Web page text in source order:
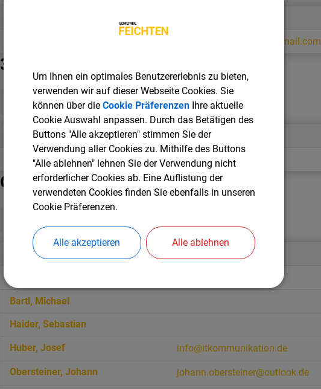
franz.sterflinger@googlemail.com
3. Bürgermeister
Suche
Name E-Mail
Parzinger ,Mathias
Gemeinderäte
Name
Bartl, Michael
Haider, Sebastian
Huber, Josef info@itkommunikation.de
Obersteiner, Johann johann.obersteiner@outlook.de
Um Ihnen ein optimales Benutzererlebnis zu bieten,
verwenden wir auf dieser Webseite Cookies. Sie
können über die Cookie PräferenzenIhre aktuelle
Cookie Auswahl anpassen. Durch das Betätigen des
Buttons "Alle akzeptieren" stimmen Sie der
Verwendung aller Cookies zu. Mithilfe des Buttons
"Alle ablehnen" lehnen Sie der Verwendung nicht
erforderlicher Cookies ab. Eine Auflistung der
verwendeten Cookies finden Sie ebenfalls in unseren
Cookie Präferenzen.
Alle akzeptieren Alle ablehnen